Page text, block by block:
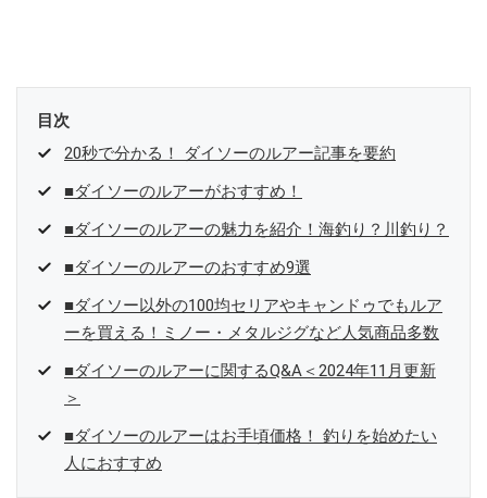
目次
20秒で分かる！ ダイソーのルアー記事を要約
■ダイソーのルアーがおすすめ！
■ダイソーのルアーの魅力を紹介！海釣り？川釣り？
■ダイソーのルアーのおすすめ9選
■ダイソー以外の100均セリアやキャンドゥでもルア
ーを買える！ミノー・メタルジグなど人気商品多数
■ダイソーのルアーに関するQ&A＜2024年11月更新
＞
■ダイソーのルアーはお手頃価格！ 釣りを始めたい
人におすすめ